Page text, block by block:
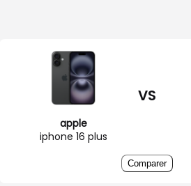
apple
iphone 16 plus
VS
Comparer